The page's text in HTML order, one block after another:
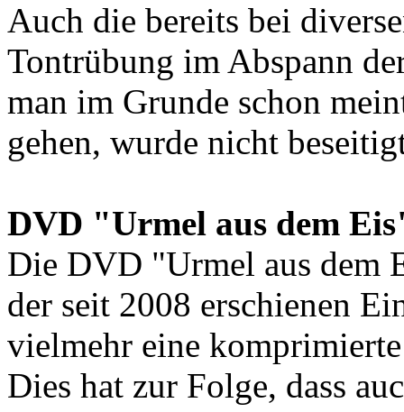
Auch die bereits bei
Tontrübung im Abspann
man im Grunde schon
gehen, wurde nicht
DVD "Urmel aus dem
Die DVD "Urmel aus dem
der seit 2008 erschienen
vielmehr eine
Dies hat zur Folge, dass